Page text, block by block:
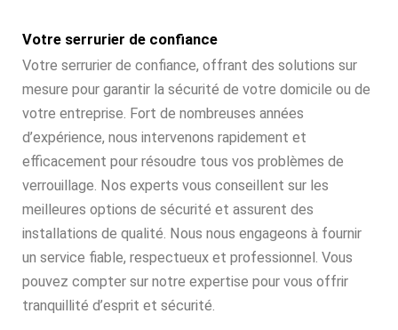
Votre serrurier de confiance
Votre serrurier de confiance, offrant des solutions sur
mesure pour garantir la sécurité de votre domicile ou de
votre entreprise. Fort de nombreuses années
d’expérience, nous intervenons rapidement et
efficacement pour résoudre tous vos problèmes de
verrouillage. Nos experts vous conseillent sur les
meilleures options de sécurité et assurent des
installations de qualité. Nous nous engageons à fournir
un service fiable, respectueux et professionnel. Vous
pouvez compter sur notre expertise pour vous offrir
tranquillité d’esprit et sécurité.